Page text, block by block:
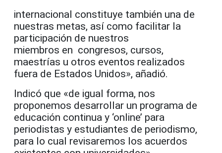
internacional constituye también una de
nuestras metas, así como facilitar la
participación de nuestros
miembros en congresos, cursos,
maestrías u otros eventos realizados
fuera de Estados Unidos», añadió.
Indicó que «de igual forma, nos
proponemos desarrollar un programa de
educación continua y ‘online’ para
periodistas y estudiantes de periodismo,
para lo cual revisaremos los acuerdos